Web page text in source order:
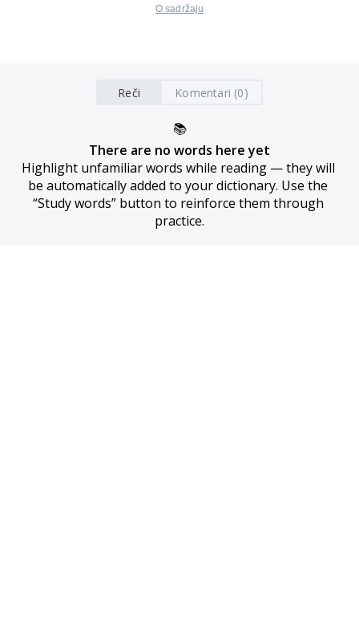
O sadržaju
Reči Komentari (0)
📚
There are no words here yet
Highlight unfamiliar words while reading — they will
be automatically added to your dictionary. Use the
“Study words” button to reinforce them through
practice.